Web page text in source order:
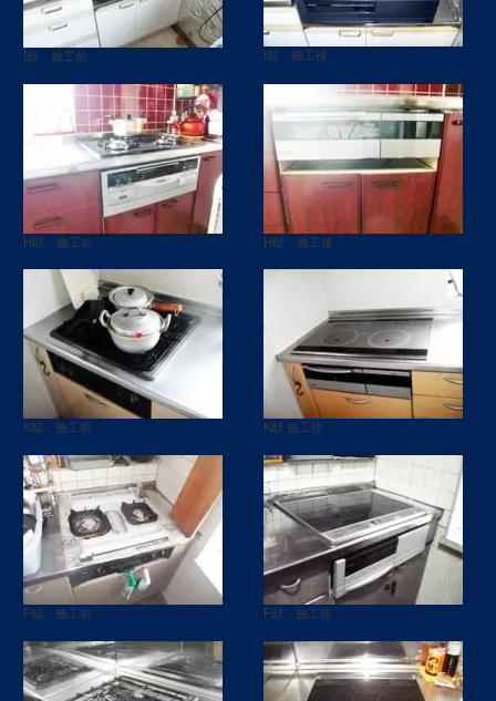
I邸 施工前 I邸 施工後
H邸 施工前 H邸 施工後
K邸 施工前 K邸 施工後
F邸 施工前 F邸 施工後